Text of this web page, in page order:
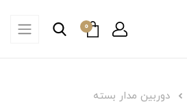
0
دوربین مدار بسته